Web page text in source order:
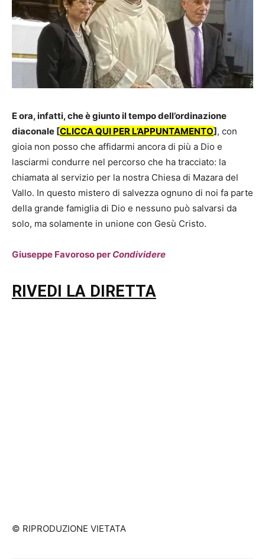
E ora, infatti, che è giunto il tempo dell’ordinazione
diaconale [CLICCA QUI PER L’APPUNTAMENTO], con
gioia non posso che affidarmi ancora di più a Dio e
lasciarmi condurre nel percorso che ha tracciato: la
chiamata al servizio per la nostra Chiesa di Mazara del
Vallo. In questo mistero di salvezza ognuno di noi fa parte
della grande famiglia di Dio e nessuno può salvarsi da
solo, ma solamente in unione con Gesù Cristo.
Giuseppe Favoroso per Condividere
RIVEDI LA DIRETTA
© RIPRODUZIONE VIETATA